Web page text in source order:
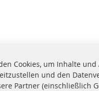
Cookies, um Inhalte
und den
Partner (einschließlich